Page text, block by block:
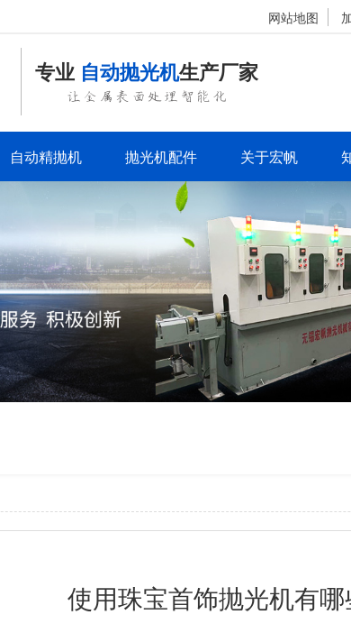
网站地图
专业 自动抛光机生产厂家
让金属表面处理智能化
自动精抛机 抛光机配件 关于宏帆
使用珠宝首饰抛光机有哪